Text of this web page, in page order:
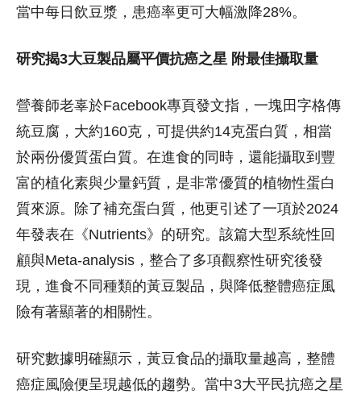
當中每日飲豆漿，患癌率更可大幅激降28%。
研究揭3大豆製品屬平價抗癌之星 附最佳攝取量
營養師老辜於Facebook專頁發文指，一塊田字格傳
統豆腐，大約160克，可提供約14克蛋白質，相當
於兩份優質蛋白質。在進食的同時，還能攝取到豐
富的植化素與少量鈣質，是非常優質的植物性蛋白
質來源。除了補充蛋白質，他更引述了一項於2024
年發表在《Nutrients》的研究。該篇大型系統性回
顧與Meta-analysis，整合了多項觀察性研究後發
現，進食不同種類的黃豆製品，與降低整體癌症風
險有著顯著的相關性。
研究數據明確顯示，黃豆食品的攝取量越高，整體
癌症風險便呈現越低的趨勢。當中3大平民抗癌之星